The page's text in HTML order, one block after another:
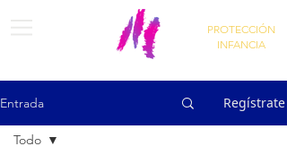
PROTECCIÓN
INFANCIA
Entrada Regístrate
Todo